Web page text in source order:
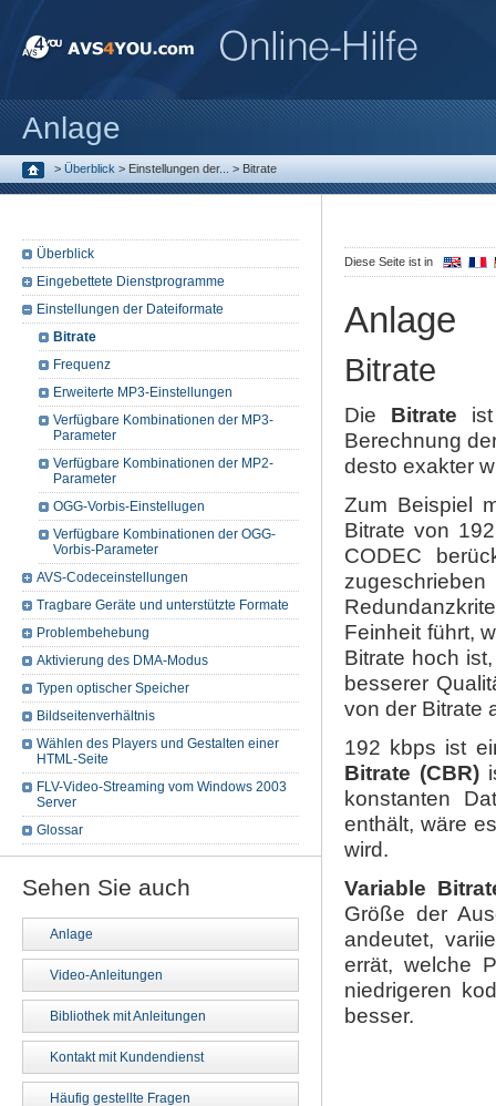
Anlage
> Überblick > Einstellungen der... > Bitrate
Diese Seite ist in
Anlage
Bitrate
Die Bitrate
Berechnung
desto exakter
Zum Beispiel
Bitrate von
CODEC
Feinheit führt,
Bitrate hoch
besserer
von der Bitrate
192 kbps ist
Bitrate (CBR)
konstanten
enthält, wäre
wird.
Variable
Größe der
andeutet,
errät, welche
niedrigeren
besser.
Überblick
Eingebettete Dienstprogramme
Einstellungen der Dateiformate
Bitrate
Frequenz
Erweiterte MP3-Einstellungen
Verfügbare Kombinationen der MP3-
Parameter
Verfügbare Kombinationen der MP2-
Parameter
OGG-Vorbis-Einstellugen
Verfügbare Kombinationen der OGG-
Vorbis-Parameter
AVS-Codeceinstellungen
Tragbare Geräte und unterstützte Formate
Problembehebung
Aktivierung des DMA-Modus
Typen optischer Speicher
Bildseitenverhältnis
Wählen des Players und Gestalten einer
HTML-Seite
FLV-Video-Streaming vom Windows 2003
Server
Glossar
Sehen Sie auch
Anlage
Video-Anleitungen
Bibliothek mit Anleitungen
Kontakt mit Kundendienst
Häufig gestellte Fragen